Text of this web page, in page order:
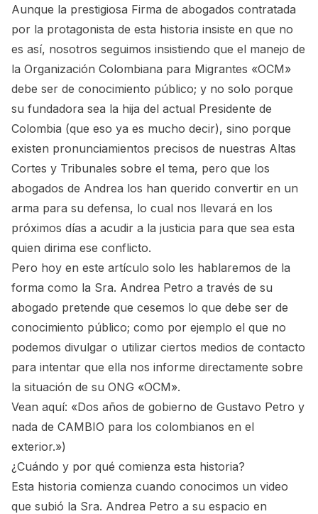
Aunque la prestigiosa Firma de abogados contratada
por la protagonista de esta historia insiste en que no
es así, nosotros seguimos insistiendo que el manejo de
la Organización Colombiana para Migrantes «OCM»
debe ser de conocimiento público; y no solo porque
su fundadora sea la hija del actual Presidente de
Colombia (que eso ya es mucho decir), sino porque
existen pronunciamientos precisos de nuestras Altas
Cortes y Tribunales sobre el tema, pero que los
abogados de Andrea los han querido convertir en un
arma para su defensa, lo cual nos llevará en los
próximos días a acudir a la justicia para que sea esta
quien dirima ese conflicto.
Pero hoy en este artículo solo les hablaremos de la
forma como la Sra. Andrea Petro a través de su
abogado pretende que cesemos lo que debe ser de
conocimiento público; como por ejemplo el que no
podemos divulgar o utilizar ciertos medios de contacto
para intentar que ella nos informe directamente sobre
la situación de su ONG «OCM».
Vean aquí: «Dos años de gobierno de Gustavo Petro y
nada de CAMBIO para los colombianos en el
exterior.»)
¿Cuándo y por qué comienza esta historia?
Esta historia comienza cuando conocimos un video
que subió la Sra. Andrea Petro a su espacio en